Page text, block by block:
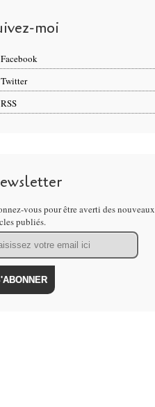
moi
Facebook
Twitter
RSS
vous pour être averti des nouveaux
publiés.